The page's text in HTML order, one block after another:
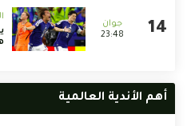
23:48
أهم الأندية العالمية